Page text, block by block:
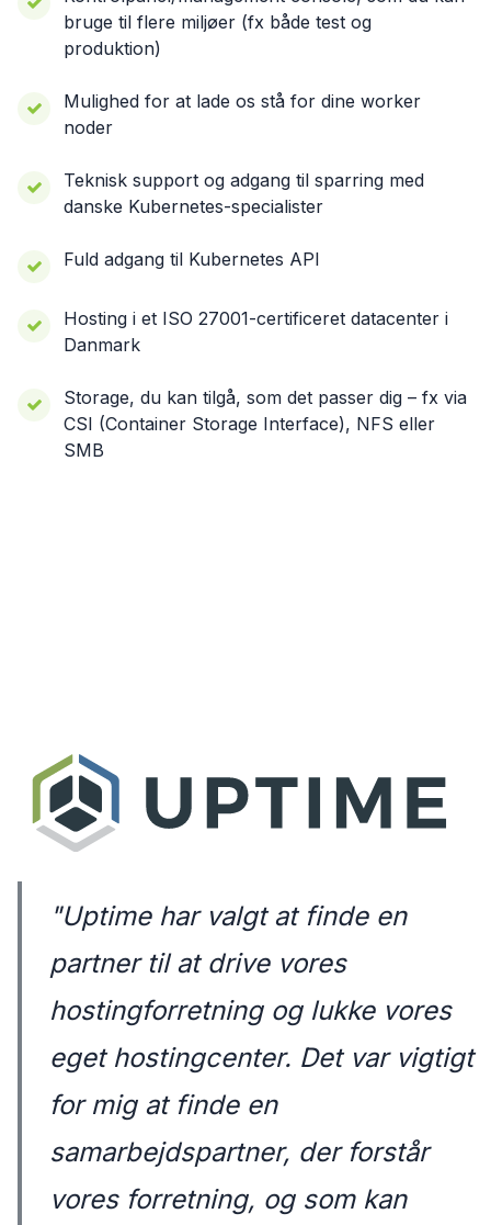
bruge til flere miljøer (fx både test og
produktion)
Mulighed for at lade os stå for dine worker
noder
Teknisk support og adgang til sparring med
danske Kubernetes-specialister
Fuld adgang til Kubernetes API
Hosting i et ISO 27001-certificeret datacenter i
Danmark
Storage, du kan tilgå, som det passer dig – fx via
CSI (Container Storage Interface), NFS eller
SMB
"Uptime har valgt at finde en
partner til at drive vores
hostingforretning og lukke vores
eget hostingcenter. Det var vigtigt
for mig at finde en
samarbejdspartner, der forstår
vores forretning, og som kan